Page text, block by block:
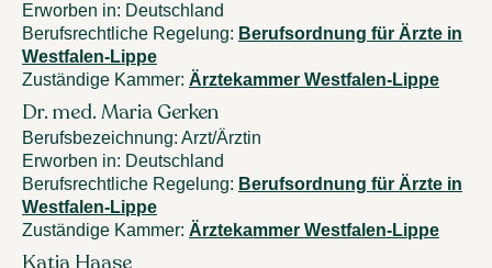
Erworben in: Deutschland
Berufsrechtliche Regelung: Berufsordnung für Ärzte in
Westfalen-Lippe
Zuständige Kammer: Ärztekammer Westfalen-Lippe
Dr. med. Maria Gerken
Berufsbezeichnung: Arzt/Ärztin
Erworben in: Deutschland
Berufsrechtliche Regelung: Berufsordnung für Ärzte in
Westfalen-Lippe
Zuständige Kammer: Ärztekammer Westfalen-Lippe